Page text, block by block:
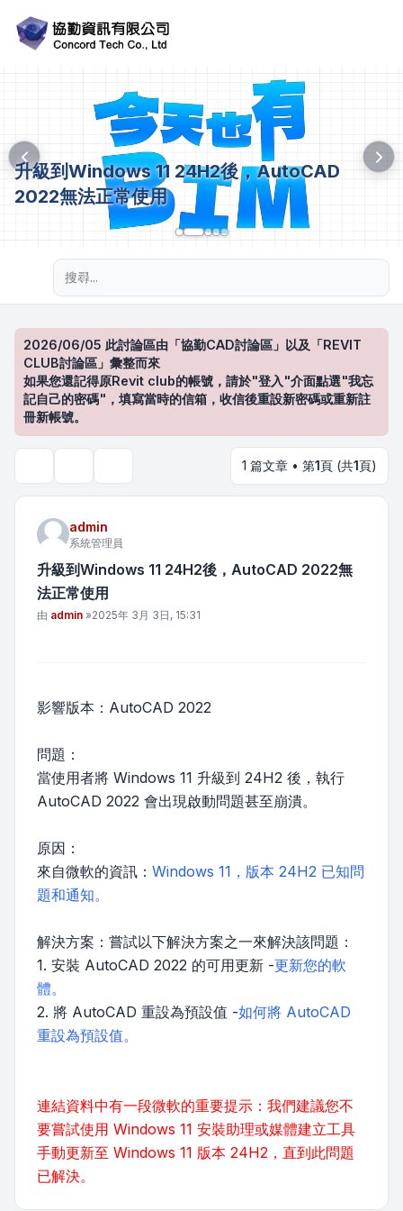
升級到Windows 11 24H2後，AutoCAD
2022無法正常使用
2026/06/05 此討論區由「協勤CAD討論區」以及「REVIT
CLUB討論區」彙整而來
如果您還記得原Revit club的帳號，請於"登入"介面點選"我忘
記自己的密碼"，填寫當時的信箱，收信後重設新密碼或重新註
冊新帳號。
1 篇文章 • 第1頁 (共1頁)
admin
系統管理員
升級到Windows 11 24H2後，AutoCAD 2022無
法正常使用
文章
由 admin »2025年 3月 3日, 15:31
影響版本：AutoCAD 2022
問題：
當使用者將 Windows 11 升級到 24H2 後，執行
AutoCAD 2022 會出現啟動問題甚至崩潰。
原因：
來自微軟的資訊： Windows 11，版本 24H2 已知問
題和通知。
解決方案：嘗試以下解決方案之一來解決該問題：
1. 安裝 AutoCAD 2022 的可用更新 -更新您的軟
體。
2. 將 AutoCAD 重設為預設值 -如何將 AutoCAD
重設為預設值。
連結資料中有一段微軟的重要提示：我們建議您不
要嘗試使用 Windows 11 安裝助理或媒體建立工具
手動更新至 Windows 11 版本 24H2，直到此問題
已解決。